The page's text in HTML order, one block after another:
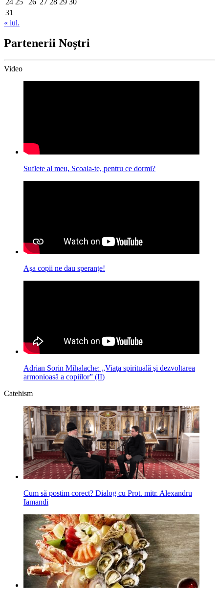
31
« iul.
Partenerii Noștri
Video
Suflete al meu, Scoala-te, pentru ce dormi?
Aşa copii ne dau speranţe!
Adrian Sorin Mihalache: „Viaţa spirituală şi dezvoltarea
armonioasă a copiilor” (II)
Catehism
Cum să postim corect? Dialog cu Prot. mitr. Alexandru
Iamandi